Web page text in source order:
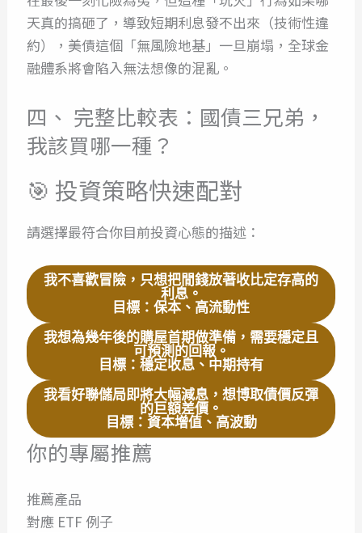
天真的搞砸了，導致短期利息發不出來（技術性違
約），美債這個「無風險地基」一旦崩塌，全球金
融體系將會陷入無法想像的混亂。
四、 完整比較表：國債三兄弟，
我該買哪一種？
🎯 投資策略快速配對
請選擇最符合你目前投資心態的描述：
我不喜歡冒險，只想把閒錢放著收比定存高的
利息。
目標：保本、高流動性
我想為幾年後的購屋首期做準備，需要穩定且
可預測的回報。
目標：穩定收息、中期持有
我看好聯儲局即將大幅減息，想博取債價反彈
的巨額差價。
目標：資本增值、高波動
你的專屬推薦
推薦產品
對應 ETF 例子